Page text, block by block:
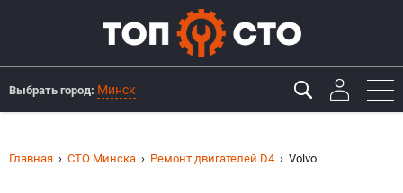
Выбрать город: Минск
Главная СТО Минска Ремонт двигателей D4 Volvo